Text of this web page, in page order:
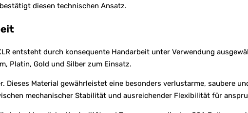
diesen technischen Ansatz.
entsteht durch konsequente Handarbeit unter Verwendung
Platin, Gold und Silber zum Einsatz.
Dieses Material gewährleistet eine besonders verlustarme, saubere
mechanischer Stabilität und ausreichender Flexibilität für